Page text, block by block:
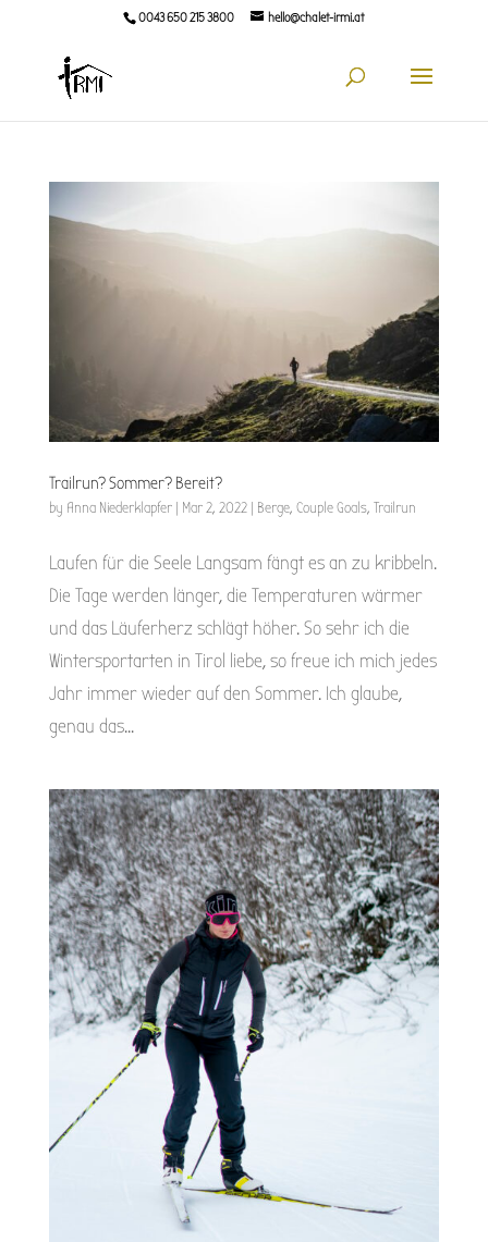
0043 650 215 3800 hello@chalet-irmi.at
Trailrun? Sommer? Bereit?
by Anna Niederklapfer| Mar 2, 2022| Berge, Couple Goals, Trailrun
Laufen für die Seele Langsam fängt es an zu kribbeln.
Die Tage werden länger, die Temperaturen wärmer
und das Läuferherz schlägt höher. So sehr ich die
Wintersportarten in Tirol liebe, so freue ich mich jedes
Jahr immer wieder auf den Sommer. Ich glaube,
genau das...